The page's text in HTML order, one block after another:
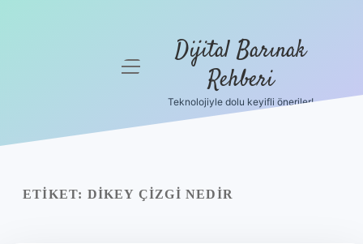
menüyü
Dijital Barınak
Rehberi
Teknolojiyle dolu keyifli öneriler!
ETIKET: DIKEY ÇIZGI NEDIR